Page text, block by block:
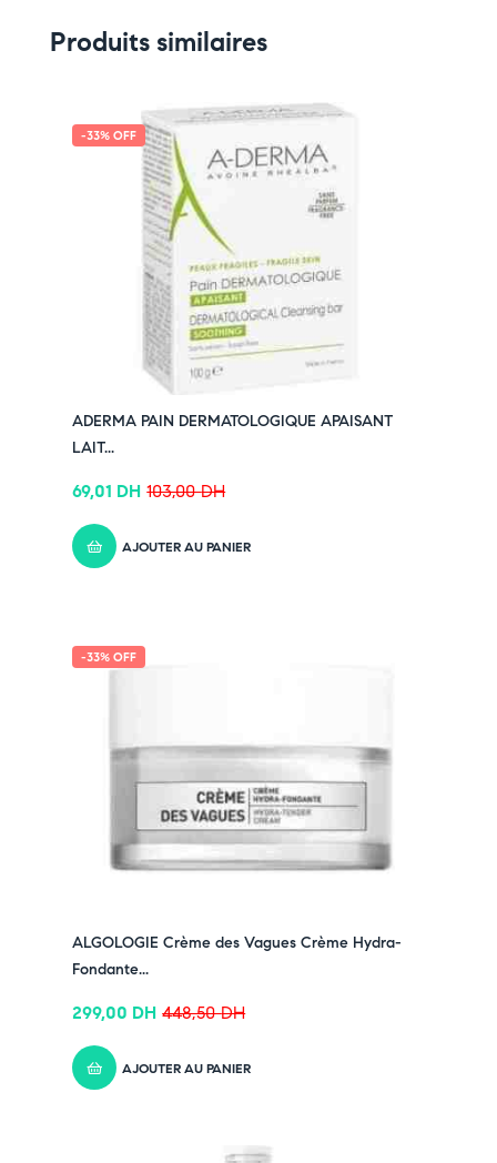
➤ Idéal pour les peaux sensibles et réactives
✔ Pour découvrir nos offres et promotions du
moment,cliquez ici
✔ Suivez-nous sur TikTok – cliquez ici
✔ Rejoignez-nous sur Instagram – cliquez ici
Produits similaires
-33% OFF
ADERMA PAIN DERMATOLOGIQUE APAISANT
LAIT...
103,00DH
69,01 DH
AJOUTER AU PANIER
-33% OFF
ALGOLOGIE Crème des Vagues Crème Hydra-
Fondante...
448,50DH
299,00 DH
AJOUTER AU PANIER